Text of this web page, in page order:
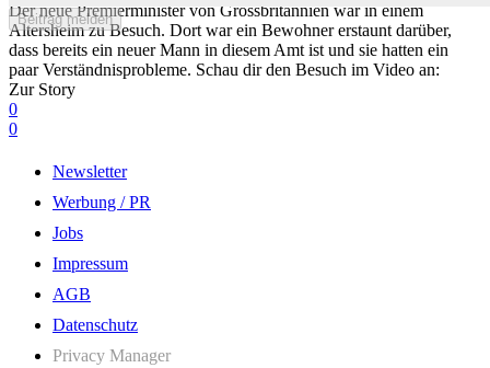
Beitrag melden
Der neue Premierminister von Grossbritannien war in einem
Altersheim zu Besuch. Dort war ein Bewohner erstaunt darüber,
dass bereits ein neuer Mann in diesem Amt ist und sie hatten ein
paar Verständnisprobleme. Schau dir den Besuch im Video an:
Zur Story
0
0
Newsletter
Werbung / PR
Jobs
Impressum
AGB
Datenschutz
Privacy Manager